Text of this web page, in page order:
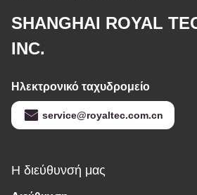
SHANGHAI ROYAL
INC.
Ηλεκτρονικό ταχυδρομείο
service@royaltec.com.cn
Η διεύθυνσή μας